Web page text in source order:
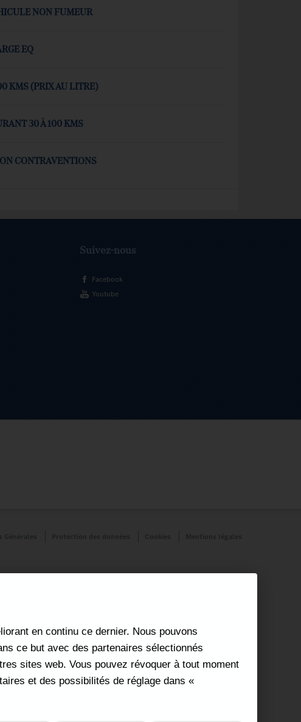
NON FUMEUR
EQ
KMS (PRIX AU LITRE)
30 À 100 KMS
CONTRAVENTIONS
Suivez-nous
Facebook
Youtube
en continu ce dernier. Nous pouvons
ce but avec des partenaires sélectionnés
sites web. Vous pouvez révoquer à tout moment
et des possibilités de réglage dans «